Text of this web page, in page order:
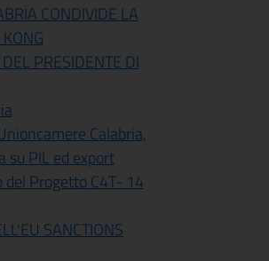
CONDIVIDE LA
PRESIDENTE DI
Calabria,
su PIL ed export
Progetto C4T- 14
SANCTIONS